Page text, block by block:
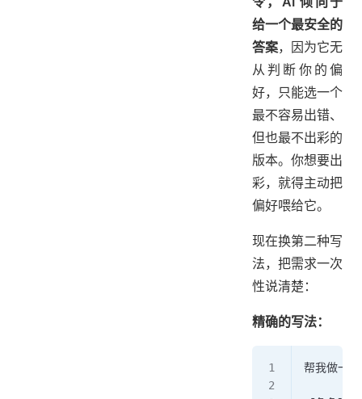
给一个最安全的
答案，因为它无
从判断你的偏
好，只能选一个
最不容易出错、
但也最不出彩的
版本。你想要出
彩，就得主动把
偏好喂给它。
现在换第二种写
法，把需求一次
性说清楚：
精确的写法：
帮我做一